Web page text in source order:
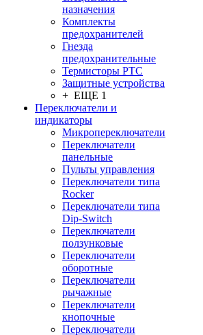
назначения
Комплекты
предохранителей
Гнезда
предохранительные
Термисторы PTC
Защитные устройства
+ ЕЩЕ 1
Переключатели и
индикаторы
Микропереключатели
Переключатели
панельные
Пульты управления
Переключатели типа
Rocker
Переключатели типа
Dip-Switch
Переключатели
ползунковые
Переключатели
оборотные
Переключатели
рычажные
Переключатели
кнопочные
Переключатели